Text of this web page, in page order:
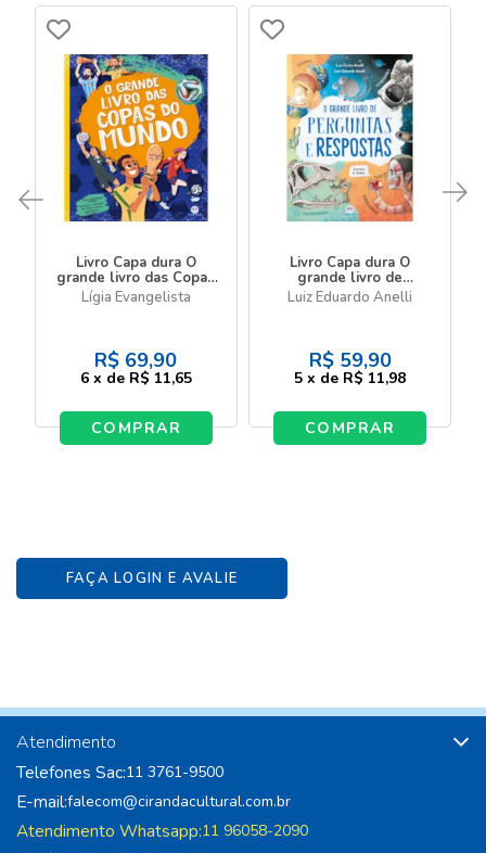
Livro Capa dura O
grande livro das Copas
do Mundo - Com
figurinhas
Lígia Evangelista
R$ 69,90
6 x de R$ 11,65
COMPRAR
Livro Capa dura O
grande livro de
perguntas e respostas
Luiz Eduardo Anelli
R$ 59,90
5 x de R$ 11,98
COMPRAR
FAÇA LOGIN E AVALIE
Atendimento
Telefones Sac:11 3761-9500
E-mail:falecom@cirandacultural.com.br
Atendimento Whatsapp:11 96058-2090